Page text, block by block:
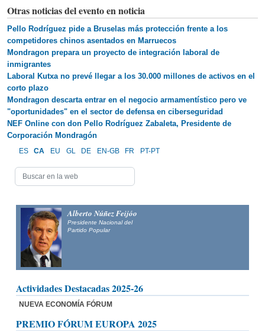
Otras noticias del evento en noticia
Pello Rodríguez pide a Bruselas más protección frente a los
competidores chinos asentados en Marruecos
Mondragon prepara un proyecto de integración laboral de
inmigrantes
Laboral Kutxa no prevé llegar a los 30.000 millones de activos en el
corto plazo
Mondragon descarta entrar en el negocio armamentístico pero ve
"oportunidades" en el sector de defensa en ciberseguridad
NEF Online con don Pello Rodríguez Zabaleta, Presidente de
Corporación Mondragón
ES CA EU GL DE EN-GB FR PT-PT
Alberto Núñez Feijóo
Presidente Nacional del
Partido Popular
Actividades Destacadas 2025-26
NUEVA ECONOMÍA FÓRUM
PREMIO FÓRUM EUROPA 2025